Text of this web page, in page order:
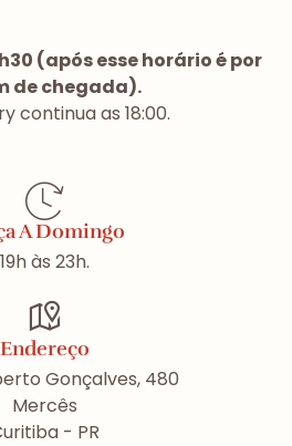
(após esse horário é por
de chegada).
continua as 18:00.
A Domingo
19h às 23h.
Endereço
Gonçalves, 480
Mercês
- PR